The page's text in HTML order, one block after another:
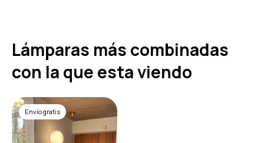
Lámparas más combinadas
con la que esta viendo
Envío gratis